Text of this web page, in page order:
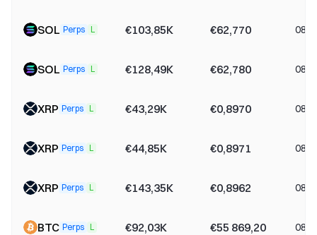
SOL Perps L €103,85K €62,770 08-
SOL Perps L €128,49K €62,780 08-
XRP Perps L €43,29K €0,8970 08-
XRP Perps L €44,85K €0,8971 08-
XRP Perps L €143,35K €0,8962 08-
BTC Perps L €92,03K €55 869,20 08-